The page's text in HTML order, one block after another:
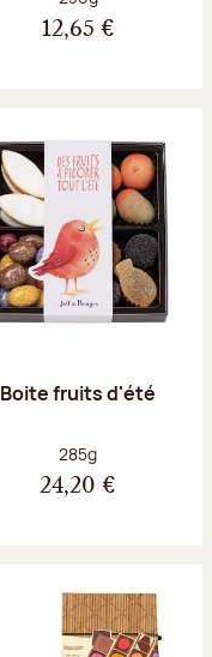
12,65 €
Boite fruits d'été
Poids net :
285g
24,20 €